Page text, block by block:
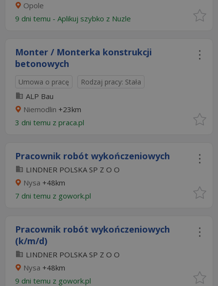
Opole
9 dni temu - Aplikuj szybko z Nuzle
Monter / Monterka konstrukcji
betonowych
Umowa o pracę Rodzaj pracy: Stała
ALP Bau
Niemodlin +23km
3 dni temu z praca.pl
Pracownik robót wykończeniowych
LINDNER POLSKA SP Z O O
Nysa +48km
7 dni temu z gowork.pl
Pracownik robót wykończeniowych
(k/m/d)
LINDNER POLSKA SP Z O O
Nysa +48km
9 dni temu z gowork.pl